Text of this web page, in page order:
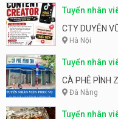
Tuyển nhân
CTY DUYÊN
Hà Nội
Tuyển nhân
CÀ PHÊ PÌNH
Đà Nẵng
Tuyển nhân